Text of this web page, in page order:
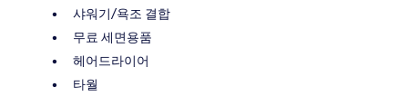
샤워기/욕조 결합
무료 세면용품
헤어드라이어
타월